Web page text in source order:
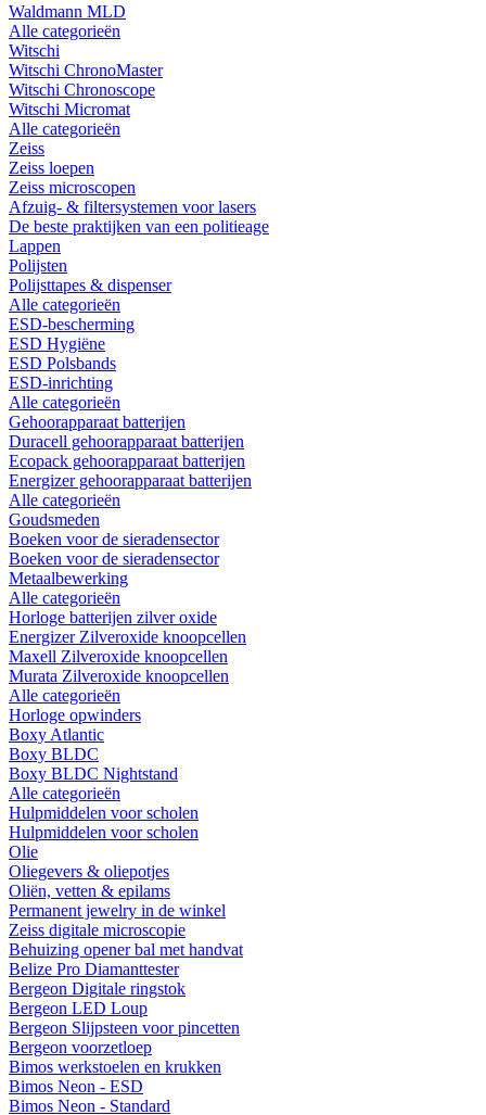
Waldmann MLD
Alle categorieën
Witschi
Witschi ChronoMaster
Witschi Chronoscope
Witschi Micromat
Alle categorieën
Zeiss
Zeiss loepen
Zeiss microscopen
Afzuig- & filtersystemen voor lasers
De beste praktijken van een politieage
Lappen
Polijsten
Polijsttapes & dispenser
Alle categorieën
ESD-bescherming
ESD Hygiëne
ESD Polsbands
ESD-inrichting
Alle categorieën
Gehoorapparaat batterijen
Duracell gehoorapparaat batterijen
Ecopack gehoorapparaat batterijen
Energizer gehoorapparaat batterijen
Alle categorieën
Goudsmeden
Boeken voor de sieradensector
Boeken voor de sieradensector
Metaalbewerking
Alle categorieën
Horloge batterijen zilver oxide
Energizer Zilveroxide knoopcellen
Maxell Zilveroxide knoopcellen
Murata Zilveroxide knoopcellen
Alle categorieën
Horloge opwinders
Boxy Atlantic
Boxy BLDC
Boxy BLDC Nightstand
Alle categorieën
Hulpmiddelen voor scholen
Hulpmiddelen voor scholen
Olie
Oliegevers & oliepotjes
Oliën, vetten & epilams
Permanent jewelry in de winkel
Zeiss digitale microscopie
Behuizing opener bal met handvat
Belize Pro Diamanttester
Bergeon Digitale ringstok
Bergeon LED Loup
Bergeon Slijpsteen voor pincetten
Bergeon voorzetloep
Bimos werkstoelen en krukken
Bimos Neon - ESD
Bimos Neon - Standard